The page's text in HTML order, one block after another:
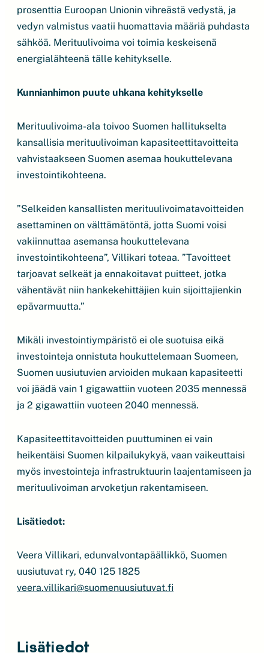
prosenttia Euroopan Unionin vihreästä vedystä, ja
vedyn valmistus vaatii huomattavia määriä puhdasta
sähköä. Merituulivoima voi toimia keskeisenä
energialähteenä tälle kehitykselle.
Kunnianhimon puute uhkana kehitykselle
Merituulivoima-ala toivoo Suomen hallitukselta
kansallisia merituulivoiman kapasiteettitavoitteita
vahvistaakseen Suomen asemaa houkuttelevana
investointikohteena.
”Selkeiden kansallisten merituulivoimatavoitteiden
asettaminen on välttämätöntä, jotta Suomi voisi
vakiinnuttaa asemansa houkuttelevana
investointikohteena”, Villikari toteaa. ”Tavoitteet
tarjoavat selkeät ja ennakoitavat puitteet, jotka
vähentävät niin hankekehittäjien kuin sijoittajienkin
epävarmuutta.”
Mikäli investointiympäristö ei ole suotuisa eikä
investointeja onnistuta houkuttelemaan Suomeen,
Suomen uusiutuvien arvioiden mukaan kapasiteetti
voi jäädä vain 1 gigawattiin vuoteen 2035 mennessä
ja 2 gigawattiin vuoteen 2040 mennessä.
Kapasiteettitavoitteiden puuttuminen ei vain
heikentäisi Suomen kilpailukykyä, vaan vaikeuttaisi
myös investointeja infrastruktuurin laajentamiseen ja
merituulivoiman arvoketjun rakentamiseen.
Lisätiedot:
Veera Villikari, edunvalvontapäällikkö, Suomen
uusiutuvat ry, 040 125 1825
veera.villikari@suomenuusiutuvat.fi
Lisätiedot